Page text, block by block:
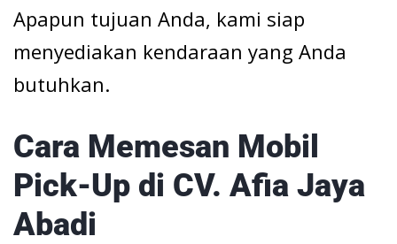
Apapun tujuan Anda, kami siap
menyediakan kendaraan yang Anda
butuhkan.
Cara Memesan Mobil
Pick-Up di CV. Afia Jaya
Abadi